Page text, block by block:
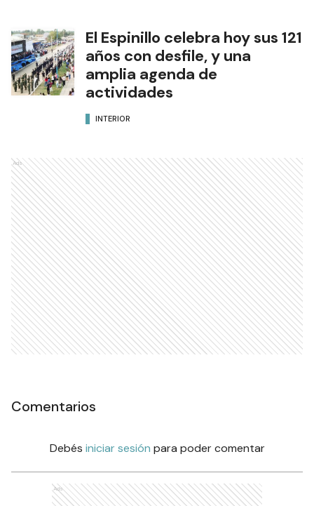
El Espinillo celebra hoy sus 121
años con desfile, y una
amplia agenda de
actividades
INTERIOR
Ads
Comentarios
Debés iniciar sesión para poder comentar
Ads